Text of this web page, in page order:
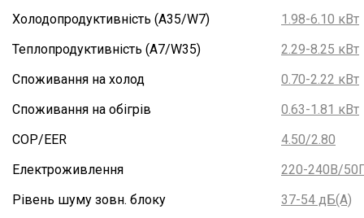
Холодопродуктивність (A35/W7)
1.98-6.10 кВт
Теплопродуктивність (A7/W35)
2.29-8.25 кВт
Споживання на холод
0.70-2.22 кВт
Споживання на обігрів
0.63-1.81 кВт
COP/EER
4.50/2.80
Електроживлення
220-240В/
Рівень шуму зовн. блоку
37-54 дБ(А)